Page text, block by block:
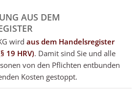
AUS DEM
wird aus dem Handelsregister
19 HRV). Damit sind Sie und alle
von den Pflichten entbunden
Kosten gestoppt.